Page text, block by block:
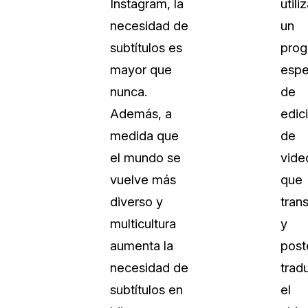
sus necesidades de redacción
Centro de Ayuda
Obtenga respuestas a sus
Videoteca
CaseGuard. Práctica nuevas
aprender
Recomendaciones
Historias sobre cómo nuestros
utilizan CaseGuard studio a diario
Instagram, la
necesidad de
subtítulos es
mayor que
nunca.
Además, a
medida que
el mundo se
vuelve más
diverso y
multicultura
aumenta la
necesidad de
subtítulos en
un
de
de
que
y
el